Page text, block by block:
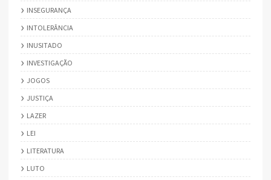
INSEGURANÇA
INTOLERÂNCIA
INUSITADO
INVESTIGAÇÃO
JOGOS
JUSTIÇA
LAZER
LEI
LITERATURA
LUTO